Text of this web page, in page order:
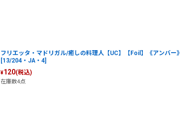
フリエッタ・マドリガル/癒しの料理人【UC】【Foil】《アンバー》
[13/204・JA・4]
¥120(税込)
在庫数4点